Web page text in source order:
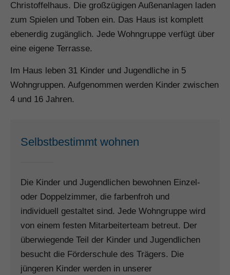
Christoffelhaus. Die großzügigen Außenanlagen laden
zum Spielen und Toben ein. Das Haus ist komplett
ebenerdig zugänglich. Jede Wohngruppe verfügt über
eine eigene Terrasse.
Im Haus leben 31 Kinder und Jugendliche in 5
Wohngruppen. Aufgenommen werden Kinder zwischen
4 und 16 Jahren.
Selbstbestimmt wohnen
Die Kinder und Jugendlichen bewohnen Einzel-
oder Doppelzimmer, die farbenfroh und
individuell gestaltet sind. Jede Wohngruppe wird
von einem festen Mitarbeiterteam betreut. Der
überwiegende Teil der Kinder und Jugendlichen
besucht die Förderschule des Trägers. Die
jüngeren Kinder werden in unserer